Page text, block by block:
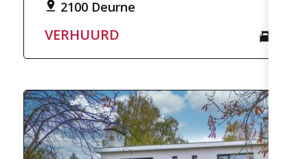
2100 Deurne
VERHUURD